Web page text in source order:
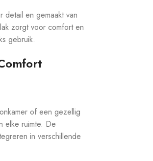
detail en gemaakt van
zorgt voor comfort en
gebruik.
of een gezellig
elke ruimte. De
in verschillende